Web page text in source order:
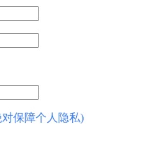
保障个人隐私)